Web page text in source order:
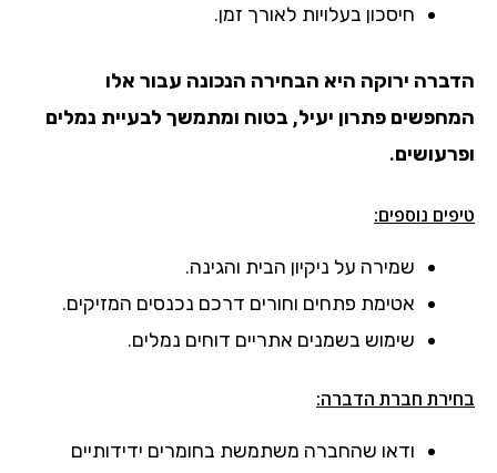
חיסכון בעלויות לאורך זמן.
הדברה ירוקה היא הבחירה הנכונה עבור אלו
המחפשים פתרון יעיל, בטוח ומתמשך לבעיית נמלים
ופרעושים.
טיפים נוספים:
שמירה על ניקיון הבית והגינה.
אטימת פתחים וחורים דרכם נכנסים המזיקים.
שימוש בשמנים אתריים דוחים נמלים.
בחירת חברת הדברה:
ודאו שהחברה משתמשת בחומרים ידידותיים